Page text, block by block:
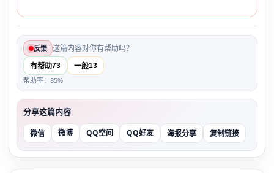
反馈 这篇内容对你有帮助吗？
有帮助73 一般13
帮助率：85%
分享这篇内容
微信 微博 QQ空间 QQ好友 海报分享 复制链接